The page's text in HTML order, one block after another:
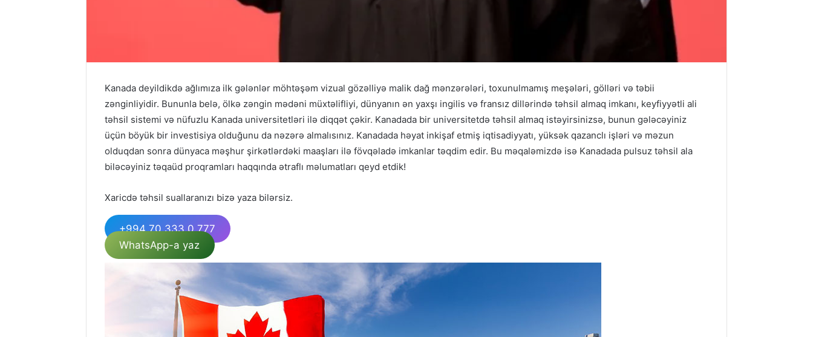
Kanada deyildikdə ağlımıza ilk gələnlər möhtəşəm vizual gözəlliyə malik dağ mənzərələri, toxunulmamış meşələri, gölləri və təbii
zənginliyidir. Bununla belə, ölkə zəngin mədəni müxtəlifliyi, dünyanın ən yaxşı ingilis və fransız dillərində təhsil almaq imkanı, keyfiyyətli ali
təhsil sistemi və nüfuzlu Kanada universitetləri ilə diqqət çəkir. Kanadada bir universitetdə təhsil almaq istəyirsinizsə, bunun gələcəyiniz
üçün böyük bir investisiya olduğunu da nəzərə almalısınız. Kanadada həyat inkişaf etmiş iqtisadiyyatı, yüksək qazanclı işləri və məzun
olduqdan sonra dünyaca məşhur şirkətlərdəki maaşları ilə fövqəladə imkanlar təqdim edir. Bu məqaləmizdə isə Kanadada pulsuz təhsil ala
biləcəyiniz təqaüd proqramları haqqında ətraflı məlumatları qeyd etdik!
Xaricdə təhsil suallaranızı bizə yaza bilərsiz.
+994 70 333 0 777
WhatsApp-a yaz